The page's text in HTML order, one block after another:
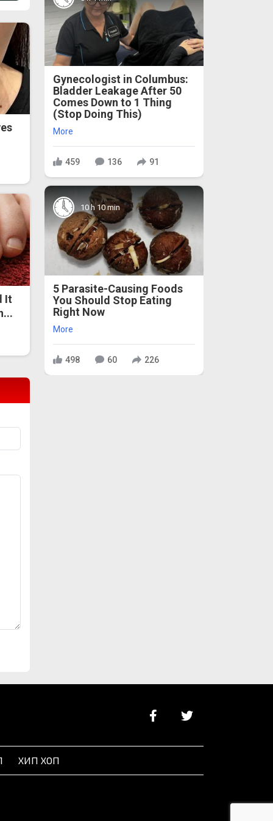
It
Gynecologist in Columbus:
Bladder Leakage After 50
Comes Down to 1 Thing
(Stop Doing This)
More
459 136 91
10 h 10 min
5 Parasite-Causing Foods
You Should Stop Eating
Right Now
More
498 60 226
ХИП ХОП